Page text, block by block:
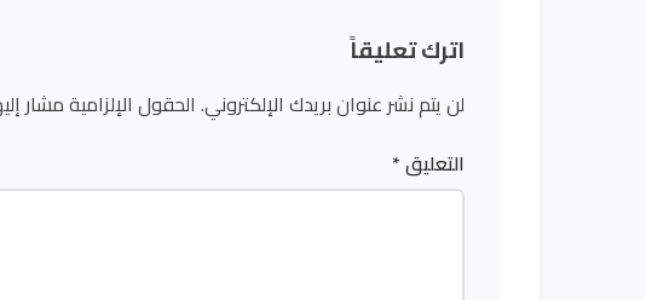
اترك تعليقاً
لن يتم نشر عنوان بريدك الإلكتروني.الحقول الإلزامية مشار
التعليق*